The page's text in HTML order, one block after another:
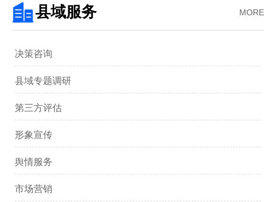
著‌
MORE
县域服务
决策咨询
县域专题调研
第三方评估
形象宣传
舆情服务
市场营销